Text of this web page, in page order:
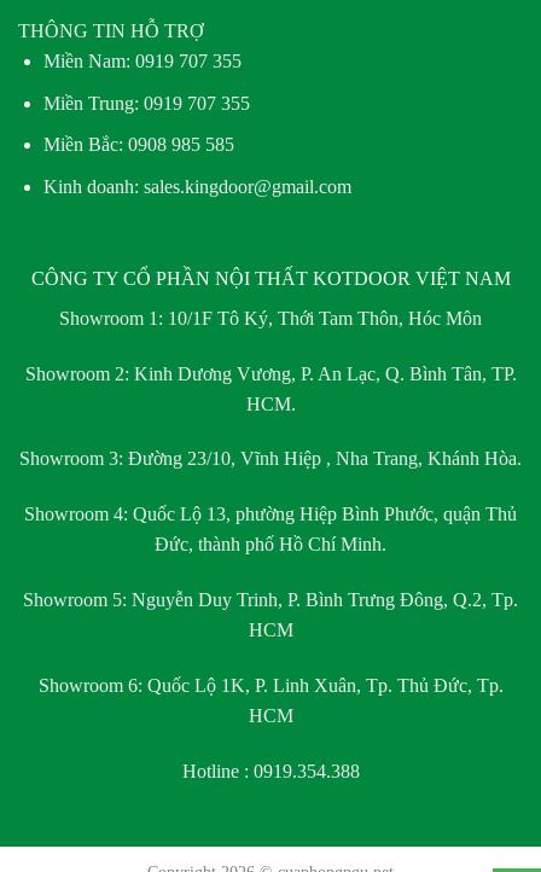
THÔNG TIN HỖ TRỢ
Miền Nam: 0919 707 355
Miền Trung: 0919 707 355
Miền Bắc: 0908 985 585
Kinh doanh: sales.kingdoor@gmail.com
CÔNG TY CỔ PHẦN NỘI THẤT KOTDOOR VIỆT NAM
Showroom 1: 10/1F Tô Ký, Thới Tam Thôn, Hóc Môn
Showroom 2: Kinh Dương Vương, P. An Lạc, Q. Bình Tân, TP.
HCM.
Showroom 3: Đường 23/10, Vĩnh Hiệp , Nha Trang, Khánh Hòa.
Showroom 4: Quốc Lộ 13, phường Hiệp Bình Phước, quận Thủ
Đức, thành phố Hồ Chí Minh.
Showroom 5: Nguyễn Duy Trinh, P. Bình Trưng Đông, Q.2, Tp.
HCM
Showroom 6: Quốc Lộ 1K, P. Linh Xuân, Tp. Thủ Đức, Tp.
HCM
Hotline : 0919.354.388